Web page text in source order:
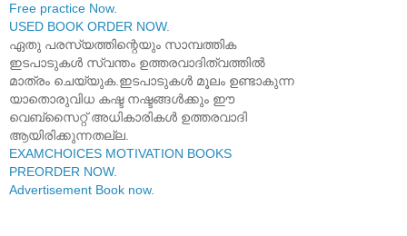
Free practice Now.
USED BOOK ORDER NOW.
ഏതു പരസ്യത്തിന്റെയും സാമ്പത്തിക
ഇടപാടുകൾ സ്വന്തം ഉത്തരവാദിത്വത്തിൽ
മാത്രം ചെയ്യുക.ഇടപാടുകൾ മൂലം ഉണ്ടാകുന്ന
യാതൊരുവിധ കഷ്ട നഷ്ടങ്ങൾക്കും ഈ
വെബ്സൈറ്റ് അധികാരികൾ ഉത്തരവാദി
ആയിരിക്കുന്നതല്ല.
EXAMCHOICES MOTIVATION BOOKS
PREORDER NOW.
Advertisement Book now.